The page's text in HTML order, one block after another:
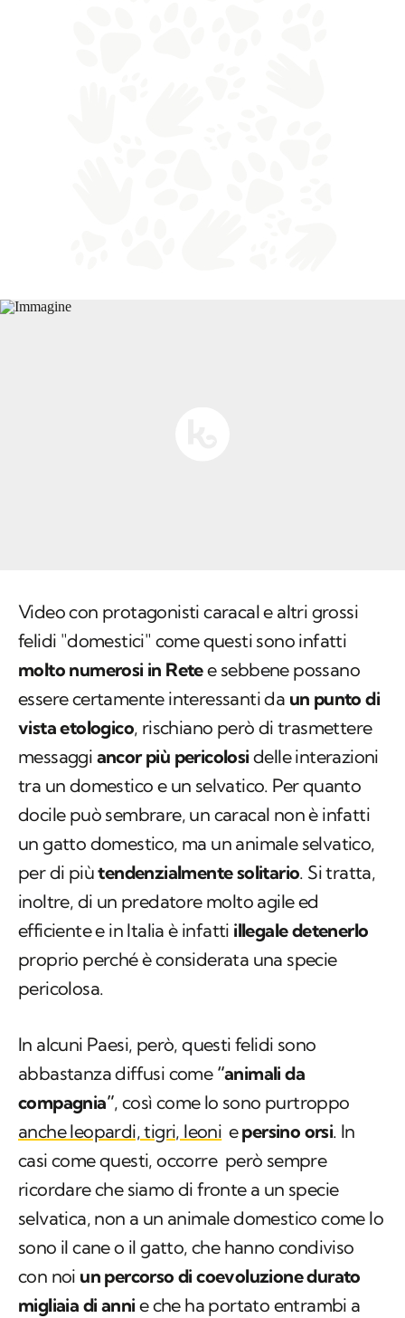
Video con protagonisti caracal e altri grossi
felidi "domestici" come questi sono infatti
molto numerosi in Retee sebbene possano
essere certamente interessanti da un punto di
vista etologico, rischiano però di trasmettere
messaggi ancor più pericolosi delle interazioni
tra un domestico e un selvatico. Per quanto
docile può sembrare, un caracal non è infatti
un gatto domestico, ma un animale selvatico,
per di piùtendenzialmente solitario. Si tratta,
inoltre, di un predatore molto agile ed
efficiente e in Italia è infatti illegale detenerlo
proprio perché è considerata una specie
pericolosa.
In alcuni Paesi, però, questi felidi sono
abbastanza diffusi come “animali da
compagnia”, così come lo sono purtroppo
anche leopardi, tigri, leoni epersino orsi. In
casi come questi, occorre però sempre
ricordare che siamo di fronte a un specie
selvatica, non a un animale domestico come lo
sono il cane o il gatto, che hanno condiviso
con noi un percorso di coevoluzione durato
migliaia di anni e che ha portato entrambi a